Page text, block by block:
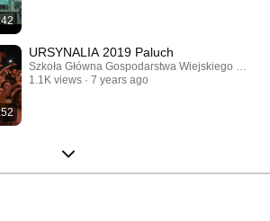
URSYNALIA 2019 Paluch
Szkoła Główna Gospodarstwa Wiejskiego w
1.1K views
7 years ago